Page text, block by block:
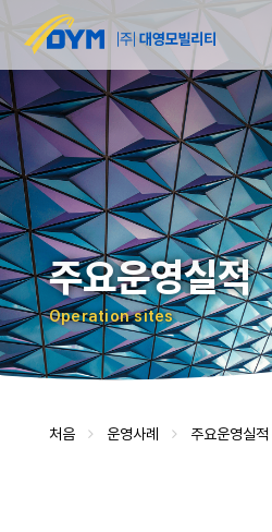
처음 운영사례 주요운영실적
주요운영실적
Operation sites